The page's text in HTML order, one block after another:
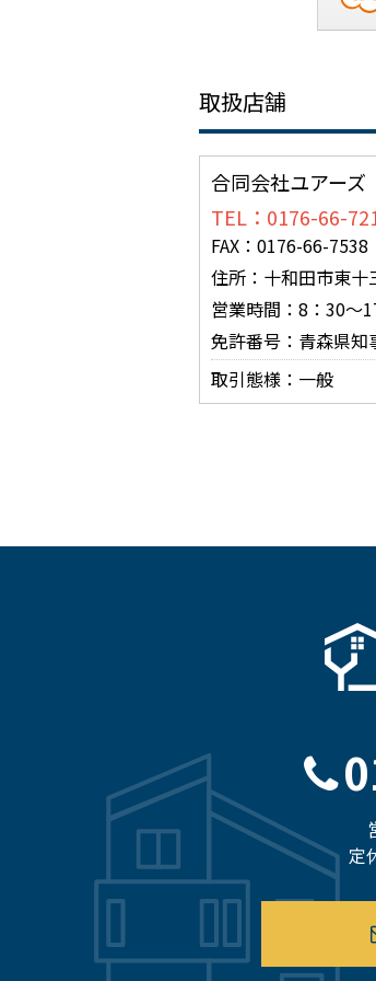
取扱店舗
合同会社ユアーズ
TEL：0176-66-
FAX：0176-66-7538
住所：十和田市東十
営業時間：8：30～
免許番号：青森県
取引態様：一般
定